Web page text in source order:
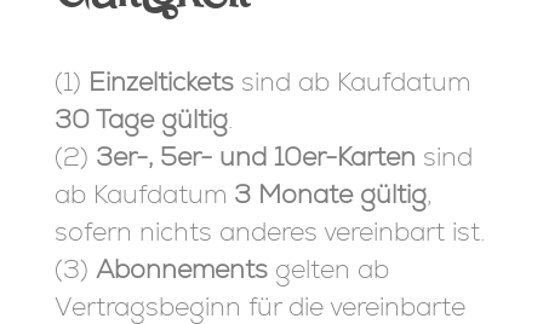
(1) Einzelticketssind ab Kaufdatum
30 Tage gültig.
(2) 3er-, 5er- und 10er-Karten sind
ab Kaufdatum 3 Monate gültig,
sofern nichts anderes vereinbart ist.
(3) Abonnementsgelten ab
Vertragsbeginn für die vereinbarte